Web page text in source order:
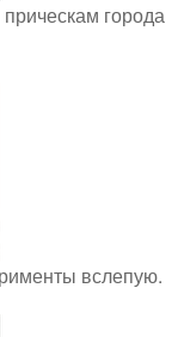
города
вслепую.